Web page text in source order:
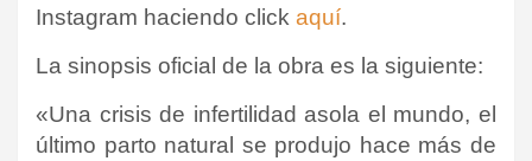
Instagram haciendo click aquí.
La sinopsis oficial de la obra es la siguiente:
«Una crisis de infertilidad asola el mundo, el
último parto natural se produjo hace más de